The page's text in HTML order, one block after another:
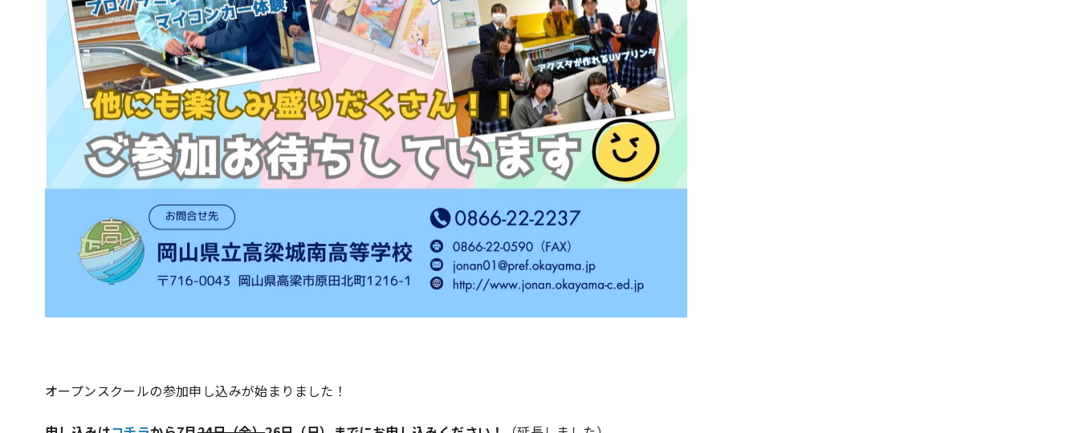
オープンスクールの参加申し込みが始まりました！